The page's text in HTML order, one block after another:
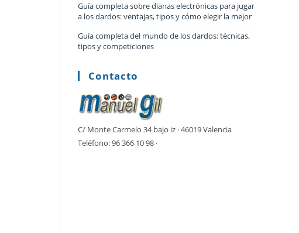
Guía completa sobre dianas electrónicas para jugar
a los dardos: ventajas, tipos y cómo elegir la mejor
Guía completa del mundo de los dardos: técnicas,
tipos y competiciones
Contacto
C/ Monte Carmelo 34 bajo iz · 46019 Valencia
Teléfono: 96 366 10 98 ·